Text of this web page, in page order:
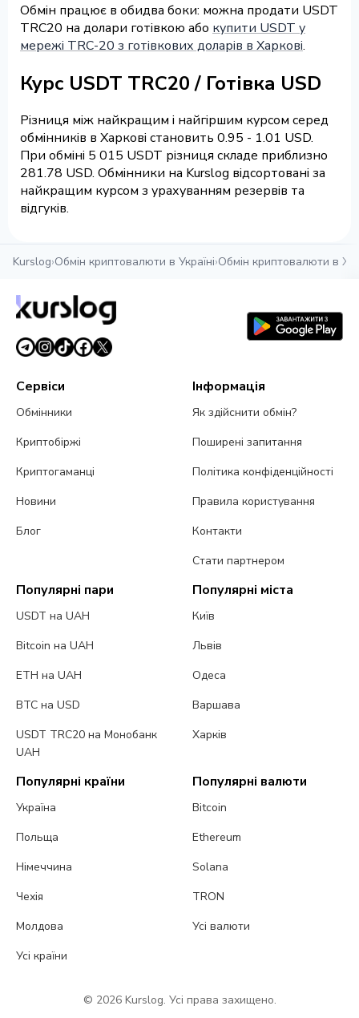
Обмін працює в обидва боки: можна продати USDT
TRC20 на долари готівкою або купити USDT у
мережі TRC-20 з готівкових доларів в Харкові.
Курс USDT TRC20 / Готівка USD
Різниця між найкращим і найгіршим курсом серед
обмінників в Харкові становить 0.95 - 1.01 USD.
При обміні 5 015 USDT різниця складе приблизно
281.78 USD. Обмінники на Kurslog відсортовані за
найкращим курсом з урахуванням резервів та
відгуків.
Kurslog›Обмін криптовалюти в Україні›Обмін криптовалюти в
Сервіси
Обмінники
Криптобіржі
Криптогаманці
Новини
Блог
Інформація
Як здійснити обмін?
Поширені запитання
Політика конфіденційності
Правила користування
Контакти
Стати партнером
Популярні пари
USDT на UAH
Bitcoin на UAH
ETH на UAH
BTC на USD
USDT TRC20 на Монобанк
UAH
Популярні міста
Київ
Львів
Одеса
Варшава
Харків
Популярні країни
Україна
Польща
Німеччина
Чехія
Молдова
Усі країни
Популярні валюти
Bitcoin
Ethereum
Solana
TRON
Усі валюти
© 2026 Kurslog. Усі права захищено.